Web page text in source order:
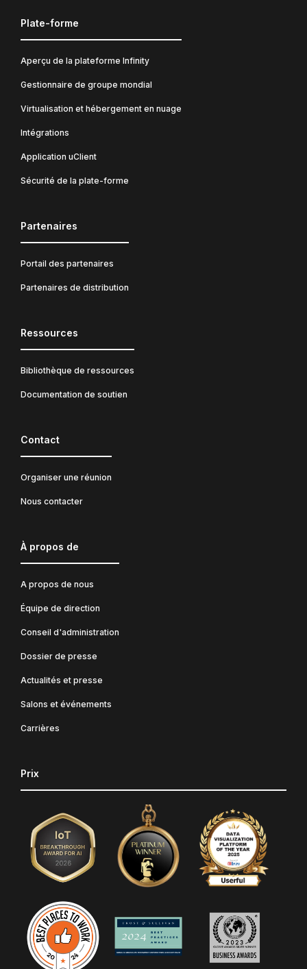
Plate-forme
Aperçu de la plateforme Infinity
Gestionnaire de groupe mondial
Virtualisation et hébergement en nuage
Intégrations
Application uClient
Sécurité de la plate-forme
Partenaires
Portail des partenaires
Partenaires de distribution
Ressources
Bibliothèque de ressources
Documentation de soutien
Contact
Organiser une réunion
Nous contacter
À propos de
A propos de nous
Équipe de direction
Conseil d'administration
Dossier de presse
Actualités et presse
Salons et événements
Carrières
Prix